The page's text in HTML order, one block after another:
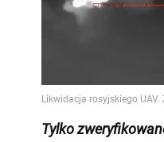
Tylko